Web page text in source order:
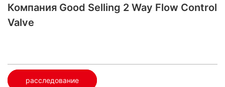
Компания Good Selling 2 Way Flow Control
Valve
расследование